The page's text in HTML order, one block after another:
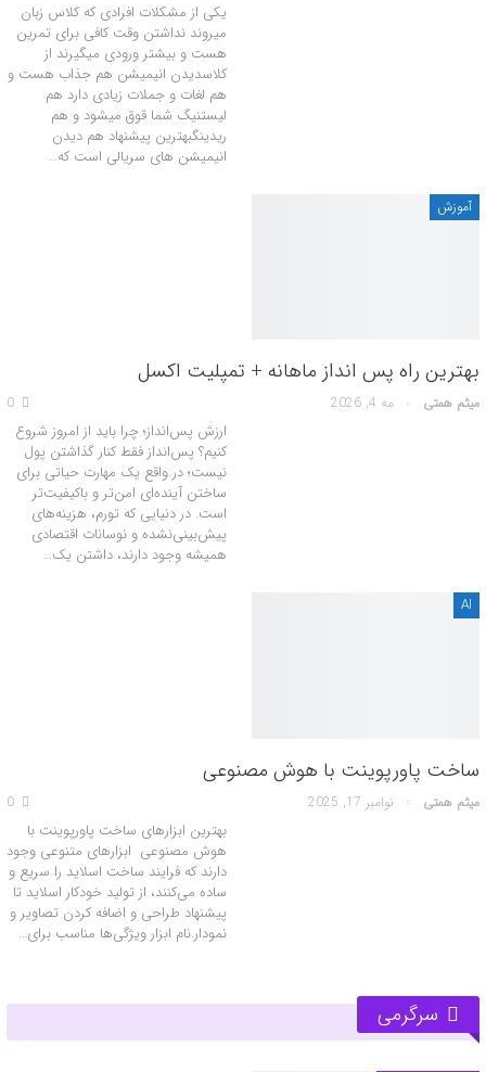
یکی از مشکلات افرادی که کلاس زبان
میروند نداشتن وقت کافی برای تمرین
هست و بیشتر ورودی میگیرند از
کلاسدیدن انیمیشن هم جذاب هست و
هم لغات و جملات زیادی دارد هم
لیستنیگ شما قوق میشود و هم
ریدینگبهترین پیشنهاد هم دیدن
انیمیشن های سریالی است که…
آموزش
بهترین راه پس انداز ماهانه + تمپلیت اکسل
میثم همتی مه 4, 2026
ارزش پس‌انداز؛ چرا باید از امروز شروع
کنیم؟ پس‌انداز فقط کنار گذاشتن پول
نیست؛ در واقع یک مهارت حیاتی برای
ساختن آینده‌ای امن‌تر و باکیفیت‌تر
است. در دنیایی که تورم، هزینه‌های
پیش‌بینی‌نشده و نوسانات اقتصادی
همیشه وجود دارند، داشتن یک…
AI
ساخت پاورپوینت با هوش مصنوعی
میثم همتی نوامبر 17, 2025
بهترین ابزارهای ساخت پاورپوینت با
هوش مصنوعی ابزارهای متنوعی وجود
دارند که فرایند ساخت اسلاید را سریع و
ساده می‌کنند، از تولید خودکار اسلاید تا
پیشنهاد طراحی و اضافه کردن تصاویر و
نمودار.نام ابزار ویژگی‌ها مناسب برای…
سرگرمی